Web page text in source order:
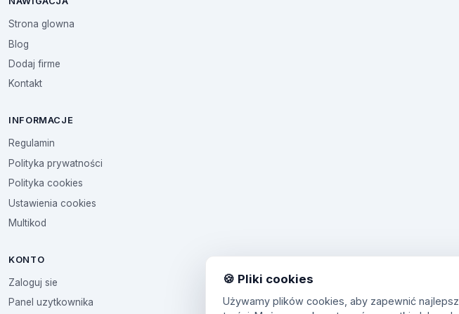
Strona glowna
Blog
Dodaj firme
Kontakt
INFORMACJE
Regulamin
Polityka prywatności
Polityka cookies
Ustawienia cookies
Multikod
KONTO
Zaloguj sie
Panel uzytkownika
🍪 Pliki cookies
Używamy plików cookies, aby zapewnić